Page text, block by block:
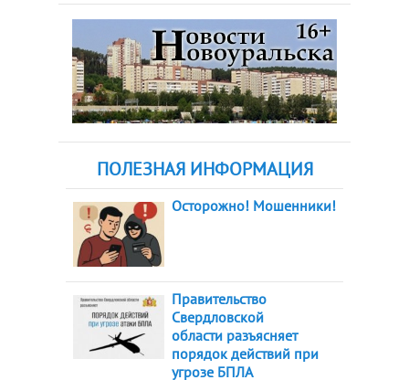
ПОЛЕЗНАЯ ИНФОРМАЦИЯ
Осторожно! Мошенники!
Правительство
Свердловской
области разъясняет
порядок действий при
угрозе БПЛА